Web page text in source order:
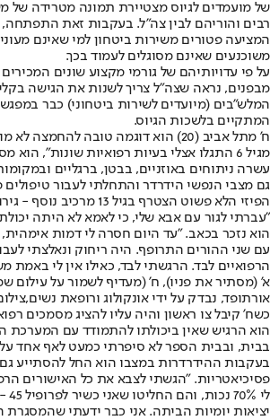
של מועמדים לגיוס מצטיירת תמונה מטרידה של
רבים והוריהם לבין צה"ל. בעקבות זאת
המציעה פטורים משירות ביטחון למי שאינם
משוכנעים שאינם מסוגלים לעמוד בכך.
על פי עדויותיהם של גורמי מקצוע שונים
מבפנים, נראה שצה"ל צריך לשנות את הגישה
המלש"בים (מיועדים לשירות ביטחוני) כבר
המתקיים בלשכות הגיוס.
ח' מתל אביב (20) הוא דוגמה טובה
מגיל 6 התגלו אצלי בעיות רפואיות שונות",
עשרה ניתוחים באוזניים, בבטן, ברגליים
גם מצבי הנפשי הידרדר והתחלתי לעבור טיפולים
הפיזי הלא פשוט הצטרף בגיל 13 מרכיב נוסף - גירושי הוריו.
"עברתי לגור עם אבא שלי, כי לאמא לא היתה
הוא נזכר בכאב. "עד היום חסרה לי דמות אימהית,
עם שני ההורים התרופף. היה ריחוק ונאלצתי
הרפואיים לבד. הרגשתי לבד, כאילו אין לי באמת
א' (מסתיר את פניו), ח' (מעדיף לשמור על עילום
אורתופד, נבדק על ידי אונקולוג ורופאת
כשח' קיבל צו ראשון והיה עליו להציג מסמכים
הוא הרגיש שאין ביכולתו להתמודד עם המערכת
בבית, ובבית הספר לא סיפרתי כמעט לאף אחד
בעקבות ההידרדרות במצבו הוא החל להסתייע גם
פסיכיאטריות. "הגשתי לצבא את כל האישורים
לי
יציאות יומיות הביתה. אני כבר ידעתי